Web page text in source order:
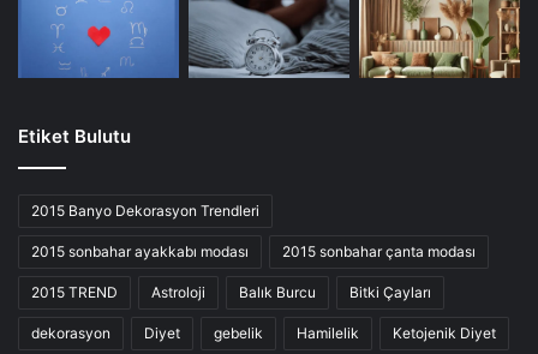
Etiket Bulutu
2015 Banyo Dekorasyon Trendleri
2015 sonbahar ayakkabı modası 2015 sonbahar çanta modası
2015 TREND Astroloji Balık Burcu Bitki Çayları
dekorasyon Diyet gebelik Hamilelik Ketojenik Diyet